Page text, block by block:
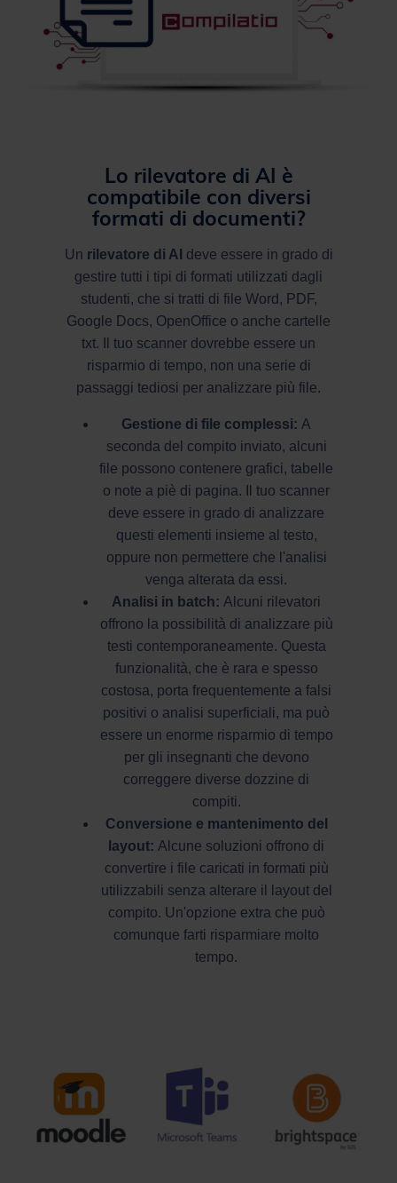
Lo rilevatore di AI è
compatibile con diversi
formati di documenti?
Un rilevatore di AI deve essere in grado di
gestire tutti i tipi di formati utilizzati dagli
studenti, che si tratti di file Word, PDF,
Google Docs, OpenOffice o anche cartelle
txt. Il tuo scanner dovrebbe essere un
risparmio di tempo, non una serie di
passaggi tediosi per analizzare più file.
Gestione di file complessi: A
seconda del compito inviato, alcuni
file possono contenere grafici, tabelle
o note a piè di pagina. Il tuo scanner
deve essere in grado di analizzare
questi elementi insieme al testo,
oppure non permettere che l'analisi
venga alterata da essi.
Analisi in batch: Alcuni rilevatori
offrono la possibilità di analizzare più
testi contemporaneamente. Questa
funzionalità, che è rara e spesso
costosa, porta frequentemente a falsi
positivi o analisi superficiali, ma può
essere un enorme risparmio di tempo
per gli insegnanti che devono
correggere diverse dozzine di
compiti.
Conversione e mantenimento del
layout: Alcune soluzioni offrono di
convertire i file caricati in formati più
utilizzabili senza alterare il layout del
compito. Un'opzione extra che può
comunque farti risparmiare molto
tempo.